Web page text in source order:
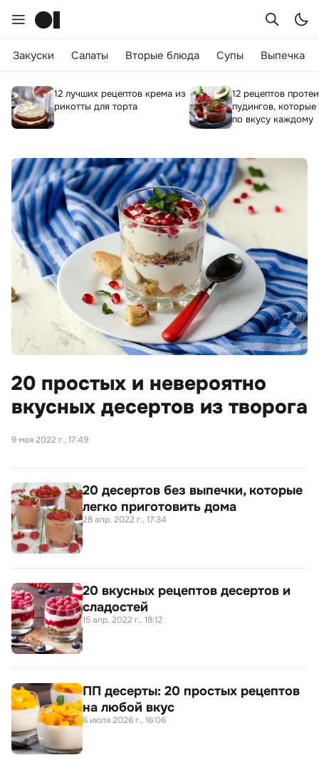
Закуски Салаты Вторые блюда Супы Выпечка
12 лучших рецептов крема из
рикотты для торта
12 рецептов
пудингов, которые
по вкусу каждому
20 простых и невероятно
вкусных десертов из творога
9 мая 2022 г., 17:49
20 десертов без выпечки, которые
легко приготовить дома
28 апр. 2022 г., 17:34
20 вкусных рецептов десертов и
сладостей
15 апр. 2022 г., 18:12
ПП десерты: 20 простых рецептов
на любой вкус
6 июля 2026 г., 16:06